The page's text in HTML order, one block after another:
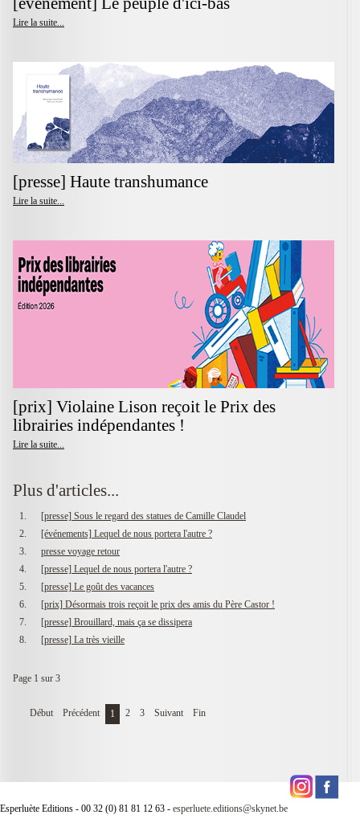
Lire la suite...
[presse] Haute transhumance
Lire la suite...
[prix] Violaine Lison reçoit le Prix des
librairies indépendantes !
Lire la suite...
Plus d'articles...
[presse] Sous le regard des statues de Camille Claudel
[événements] Lequel de nous portera l'autre ?
presse voyage retour
[presse] Lequel de nous portera l'autre ?
[presse] Le goût des vacances
[prix] Désormais trois reçoit le prix des amis du Père Castor !
[presse] Brouillard, mais ça se dissipera
[presse] La très vieille
Page 1 sur 3
Début Précédent 1 2 3 Suivant Fin
Esperluète Editions - 00 32 (0) 81 81 12 63 - esperluete.editions@skynet.be